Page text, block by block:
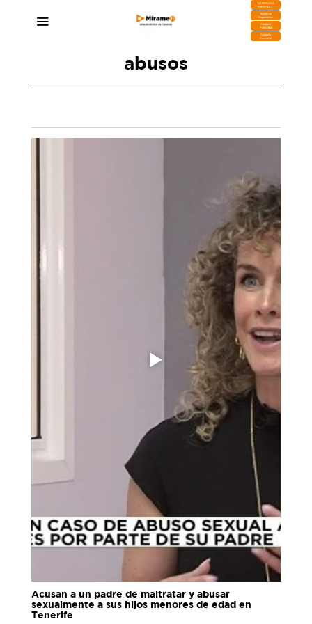
DESCARGA
MIRAPLAY
Buzón de
Sugerencias
Contratar
Publicidad
Contacto
Comercial
abusos
Acusan a un padre de maltratar y abusar
sexualmente a sus hijos menores de edad en
Tenerife